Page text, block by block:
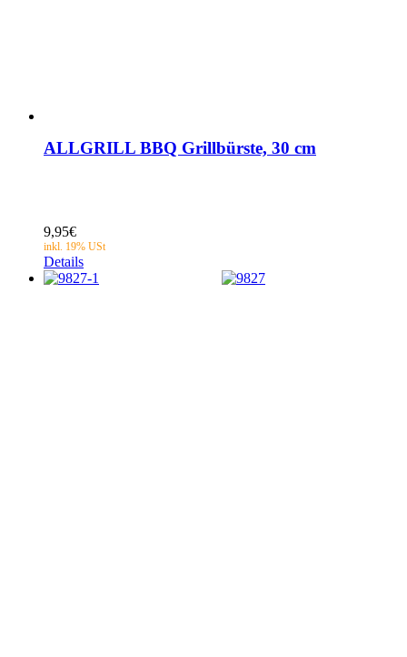
ALLGRILL BBQ Grillbürste, 30 cm
9,95€
Details